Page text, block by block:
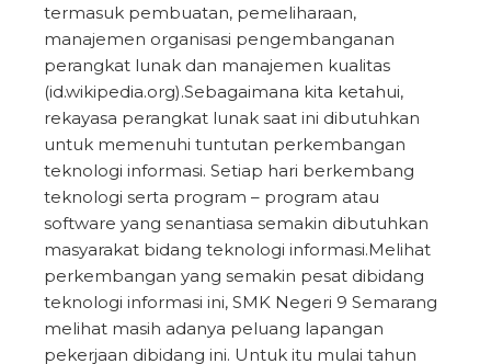
termasuk pembuatan, pemeliharaan,
manajemen organisasi pengembanganan
perangkat lunak dan manajemen kualitas
(id.wikipedia.org).Sebagaimana kita ketahui,
rekayasa perangkat lunak saat ini dibutuhkan
untuk memenuhi tuntutan perkembangan
teknologi informasi. Setiap hari berkembang
teknologi serta program – program atau
software yang senantiasa semakin dibutuhkan
masyarakat bidang teknologi informasi.Melihat
perkembangan yang semakin pesat dibidang
teknologi informasi ini, SMK Negeri 9 Semarang
melihat masih adanya peluang lapangan
pekerjaan dibidang ini. Untuk itu mulai tahun